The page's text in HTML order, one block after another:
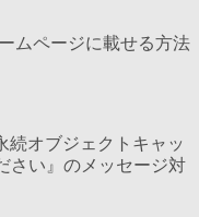
ムページに載せる方法
続オブジェクトキャッ
さい』のメッセージ対